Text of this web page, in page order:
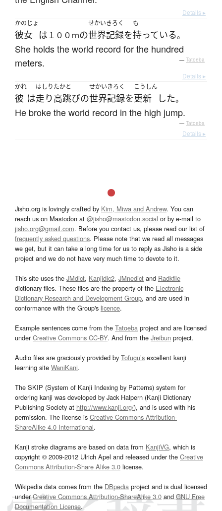
Details ▸
かのじょ
彼女 は １００ｍの
せかいきろく
世界記録を
も
持っている。
She holds the world record for the hundred
meters.
— Tatoeba
Details ▸
かれ
彼 は
はしりたかと
走り高跳びの
せかいきろく
世界記録を
こうしん
更新 した。
He broke the world record in the high jump.
— Tatoeba
Details ▸
Jisho.org is lovingly crafted by Kim, Miwa and Andrew. You can
reach us on Mastodon at @jisho@mastodon.social or by e-mail to
jisho.org@gmail.com. Before you contact us, please read our list of
frequently asked questions. Please note that we read all messages
we get, but it can take a long time for us to reply as Jisho is a side
project and we do not have very much time to devote to it.
This site uses the JMdict, Kanjidic2, JMnedict and Radkfile
dictionary files. These files are the property of the Electronic
Dictionary Research and Development Group, and are used in
conformance with the Group's licence.
Example sentences come from the Tatoeba project and are licensed
underCreative Commons CC-BY. And from the Jreibun project.
Audio files are graciously provided by Tofugu’s excellent kanji
learning site WaniKani.
The SKIP (System of Kanji Indexing by Patterns) system for
ordering kanji was developed by Jack Halpern (Kanji Dictionary
Publishing Society at http://www.kanji.org/), and is used with his
permission. The license is Creative Commons Attribution-
ShareAlike 4.0 International.
Kanji stroke diagrams are based on data from KanjiVG, which is
copyright © 2009-2012 Ulrich Apel and released under the Creative
Commons Attribution-Share Alike 3.0 license.
Wikipedia data comes from the DBpedia project and is dual licensed
underCreative Commons Attribution-ShareAlike 3.0and GNU Free
Documentation License.